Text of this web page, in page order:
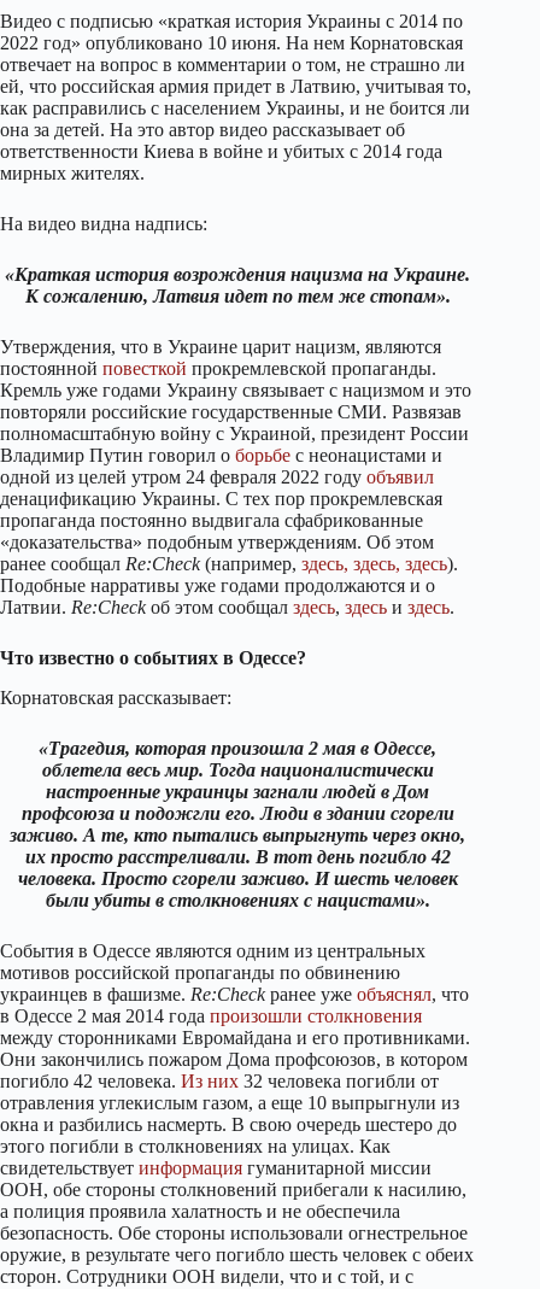
Видео с подписью «краткая история Украины с 2014 по
2022 год» опубликовано 10 июня. На нем Корнатовская
отвечает на вопрос в комментарии о том, не страшно ли
ей, что российская армия придет в Латвию, учитывая то,
как расправились с населением Украины, и не боится ли
она за детей. На это автор видео рассказывает об
ответственности Киева в войне и убитых с 2014 года
мирных жителях.
На видео видна надпись:
«Краткая история возрождения нацизма на Украине.
К сожалению, Латвия идет по тем же стопам».
Утверждения, что в Украине царит нацизм, являются
постоянной повесткой прокремлевской пропаганды.
Кремль уже годами Украину связывает с нацизмом и это
повторяли российские государственные СМИ. Развязав
полномасштабную войну с Украиной, президент России
Владимир Путин говорил о борьбе с неонацистами и
одной из целей утром 24 февраля 2022 году объявил
денацификацию Украины. С тех пор прокремлевская
пропаганда постоянно выдвигала сфабрикованные
«доказательства» подобным утверждениям. Об этом
ранее сообщал Re:Check(например, здесь, здесь, здесь).
Подобные нарративы уже годами продолжаются и о
Латвии. Re:Checkоб этом сообщал здесь, здесь и здесь.
Что известно о событиях в Одессе?
Корнатовская рассказывает:
«Трагедия, которая произошла 2 мая в Одессе,
облетела весь мир. Тогда националистически
настроенные украинцы загнали людей в Дом
профсоюза и подожгли его. Люди в здании сгорели
заживо. А те, кто пытались выпрыгнуть через окно,
их просто расстреливали. В тот день погибло 42
человека. Просто сгорели заживо. И шесть человек
были убиты в столкновениях с нацистами».
События в Одессе являются одним из центральных
мотивов российской пропаганды по обвинению
украинцев в фашизме. Re:Checkранее уже объяснял, что
в Одессе 2 мая 2014 года произошли столкновения
между сторонниками Евромайдана и его противниками.
Они закончились пожаром Дома профсоюзов, в котором
погибло 42 человека. Из них 32 человека погибли от
отравления углекислым газом, а еще 10 выпрыгнули из
окна и разбились насмерть. В свою очередь шестеро до
этого погибли в столкновениях на улицах. Как
свидетельствует информация гуманитарной миссии
ООН, обе стороны столкновений прибегали к насилию,
а полиция проявила халатность и не обеспечила
безопасность. Обе стороны использовали огнестрельное
оружие, в результате чего погибло шесть человек с обеих
сторон. Сотрудники ООН видели, что и с той, и с